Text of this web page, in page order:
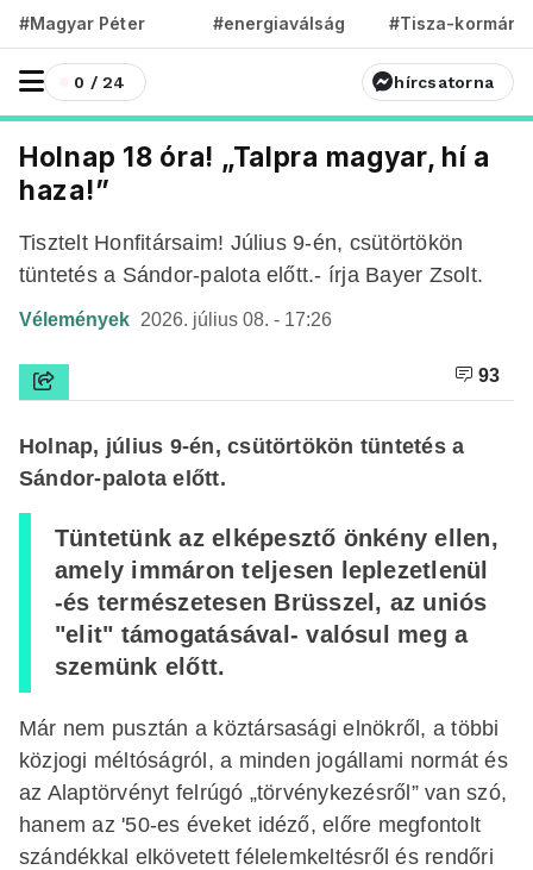
#Magyar Péter #energiaválság #Tisza-kormány
0 / 24 hírcsatorna
Holnap 18 óra! „Talpra magyar, hí a
haza!”
Tisztelt Honfitársaim! Július 9-én, csütörtökön
tüntetés a Sándor-palota előtt.- írja Bayer Zsolt.
Vélemények 2026. július 08. - 17:26
93
Holnap, július 9-én, csütörtökön tüntetés a
Sándor-palota előtt.
Tüntetünk az elképesztő önkény ellen,
amely immáron teljesen leplezetlenül
-és természetesen Brüsszel, az uniós
"elit" támogatásával- valósul meg a
szemünk előtt.
Már nem pusztán a köztársasági elnökről, a többi
közjogi méltóságról, a minden jogállami normát és
az Alaptörvényt felrúgó „törvénykezésről” van szó,
hanem az '50-es éveket idéző, előre megfontolt
szándékkal elkövetett félelemkeltésről és rendőri